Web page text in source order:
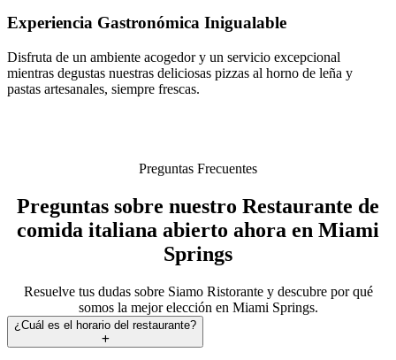
Experiencia Gastronómica Inigualable
Disfruta de un ambiente acogedor y un servicio excepcional
mientras degustas nuestras deliciosas pizzas al horno de leña y
pastas artesanales, siempre frescas.
Preguntas Frecuentes
Preguntas sobre nuestro Restaurante de
comida italiana abierto ahora en Miami
Springs
Resuelve tus dudas sobre Siamo Ristorante y descubre por qué
somos la mejor elección en Miami Springs.
¿Cuál es el horario del restaurante?